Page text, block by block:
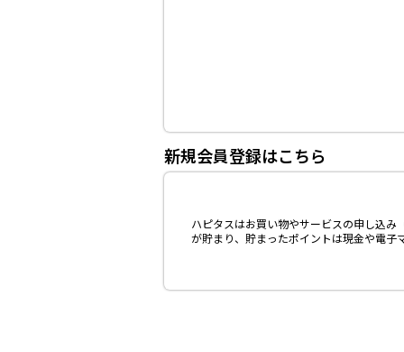
新規会員登録はこちら
ハピタスはお買い物やサービスの申し込
が貯まり、貯まったポイントは現金や電子